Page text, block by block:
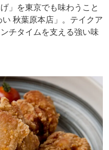
」を東京でも味わうこと
秋葉原本店」。テイクア
チタイムを支える強い味